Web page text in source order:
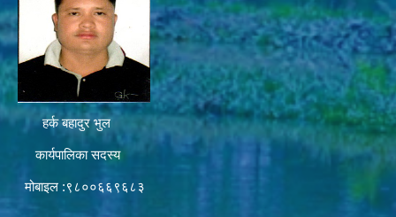
हर्क बहादुर भुल
कार्यपालिका सदस्य
मोबाइल :९८००६६९६८३